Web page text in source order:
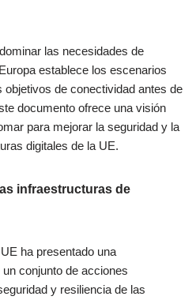
las necesidades de
establece los escenarios
de conectividad antes de
documento ofrece una visión
para mejorar la seguridad y la
digitales de la UE.
infraestructuras de
ha presentado una
conjunto de acciones
y resiliencia de las